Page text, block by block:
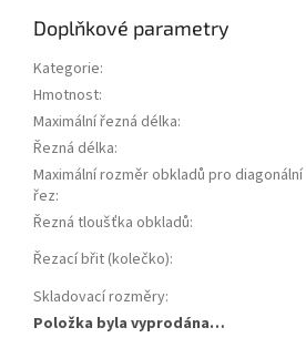
Doplňkové parametry
Kategorie:
Hmotnost:
Maximální řezná délka:
Řezná délka:
Maximální rozměr obkladů pro diagonální
řez:
Řezná tloušťka obkladů:
Řezací břit (kolečko):
Skladovací rozměry:
Položka byla vyprodána…